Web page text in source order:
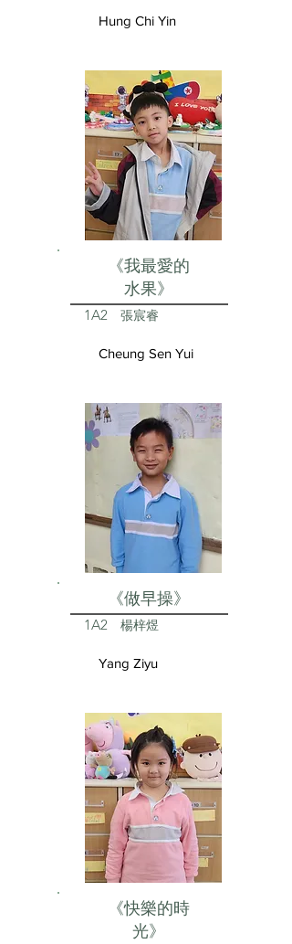
Hung Chi Yin
《我最愛的
水果》
1A2 張宸睿
Cheung Sen Yui
《做早操》
1A2 楊梓煜
Yang Ziyu
《快樂的時
光》